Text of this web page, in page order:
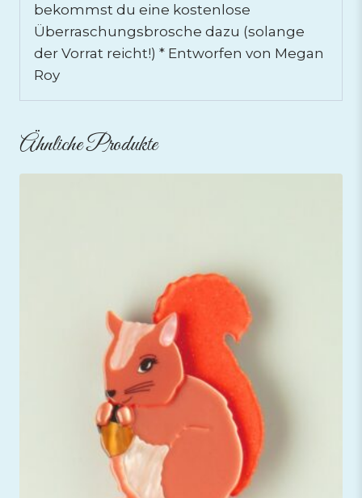
bekommst du eine kostenlose
Überraschungsbrosche dazu (solange
der Vorrat reicht!) * Entworfen von Megan
Roy
Ähnliche Produkte